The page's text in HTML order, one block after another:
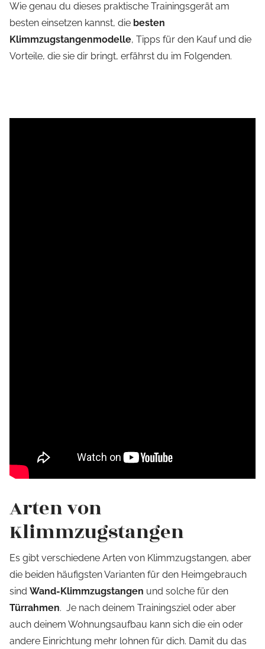
Wie genau du dieses praktische Trainingsgerät am
besten einsetzen kannst, die besten
Klimmzugstangenmodelle, Tipps für den Kauf und die
Vorteile, die sie dir bringt, erfährst du im Folgenden.
Arten von
Klimmzugstangen
Es gibt verschiedene Arten von Klimmzugstangen, aber
die beiden häufigsten Varianten für den Heimgebrauch
sind Wand-Klimmzugstangen und solche für den
Türrahmen. Je nach deinem Trainingsziel oder aber
auch deinem Wohnungsaufbau kann sich die ein oder
andere Einrichtung mehr lohnen für dich. Damit du das